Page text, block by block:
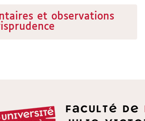
et observations